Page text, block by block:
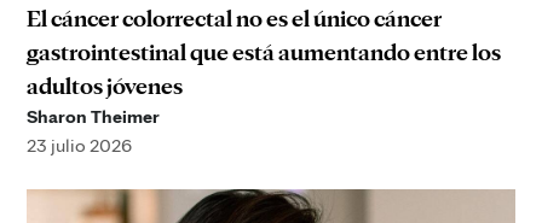
El cáncer colorrectal no es el único cáncer
gastrointestinal que está aumentando entre los
adultos jóvenes
Sharon Theimer
23 julio 2026